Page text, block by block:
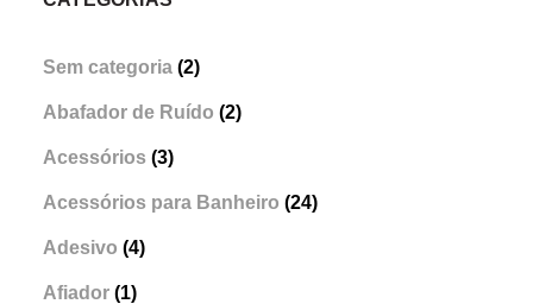
Sem categoria (2)
Abafador de Ruído (2)
Acessórios (3)
Acessórios para Banheiro (24)
Adesivo (4)
Afiador (1)